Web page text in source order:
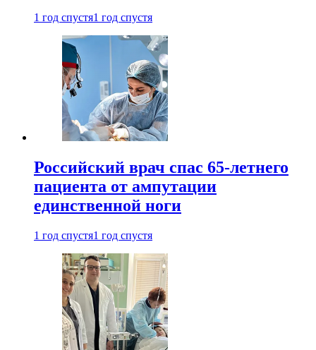
1 год спустя1 год спустя
Российский врач спас 65-летнего
пациента от ампутации
единственной ноги
1 год спустя1 год спустя